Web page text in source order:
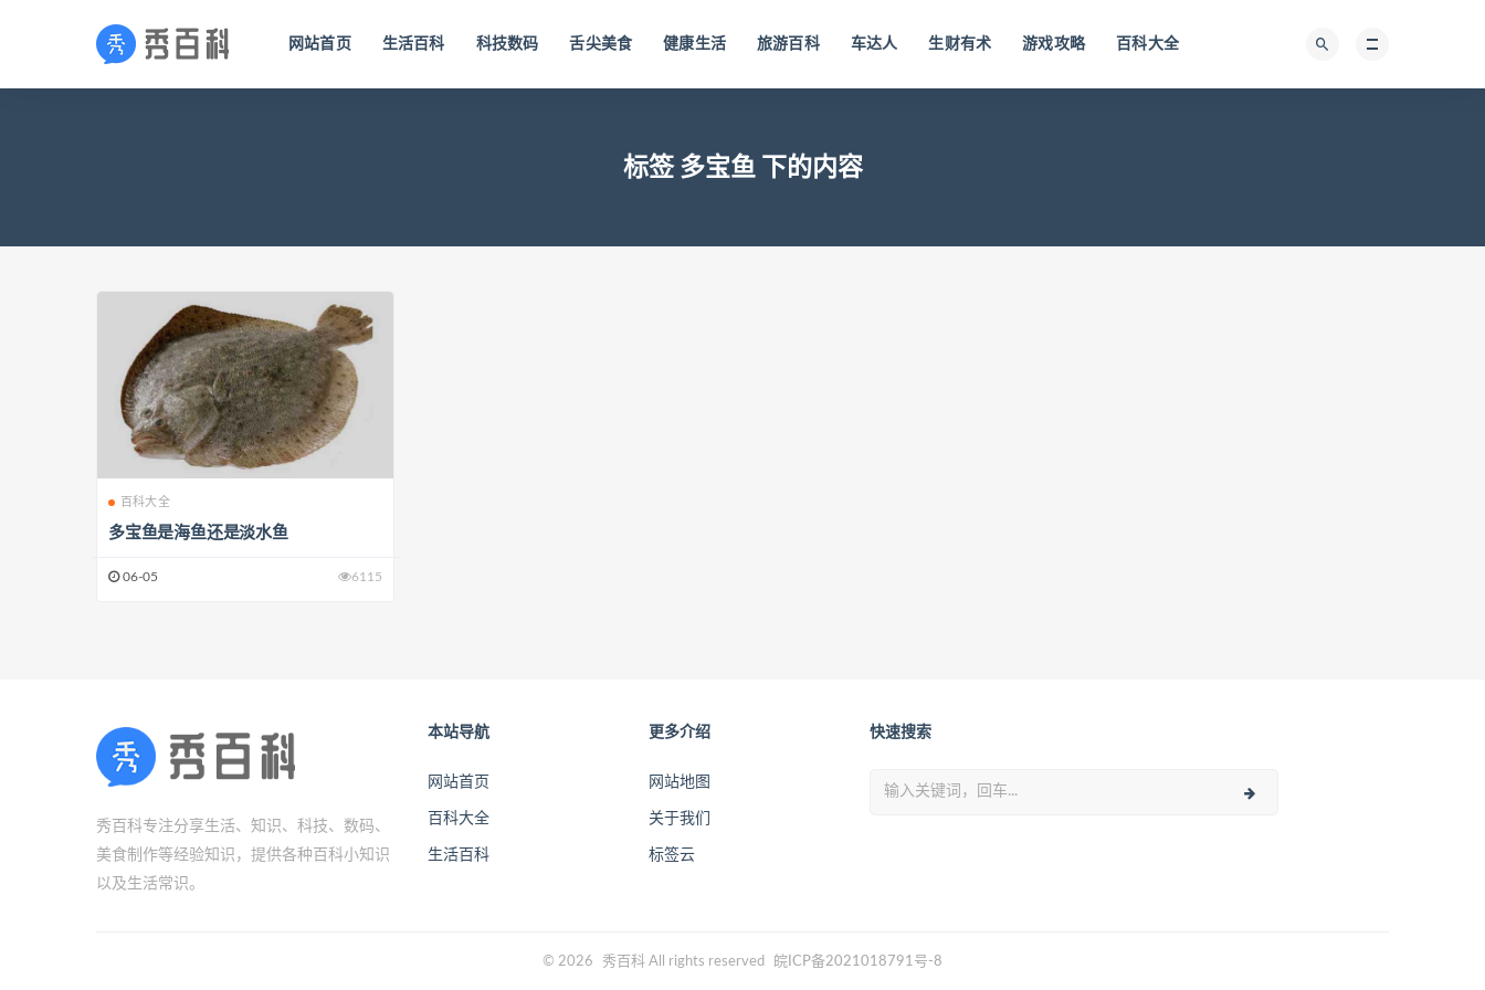
网站首页 生活百科 科技数码 舌尖美食 健康生活 旅游百科 车达人 生财有术 游戏攻略 百科大全
标签 多宝鱼 下的内容
百科大全
多宝鱼是海鱼还是淡水鱼
06-05 6115
秀百科专注分享生活、知识、科技、数码、
美食制作等经验知识，提供各种百科小知识
以及生活常识。
本站导航
网站首页
百科大全
生活百科
更多介绍
网站地图
关于我们
标签云
快速搜索
© 2026 秀百科 All rights reserved 皖ICP备2021018791号-8